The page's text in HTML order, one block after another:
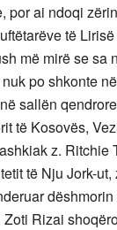
por ai ndoqi
të
më mirë se sa
po shkonte
sallën
të Kosovës,
z. Ritchie
të Nju Jork-
Rizai